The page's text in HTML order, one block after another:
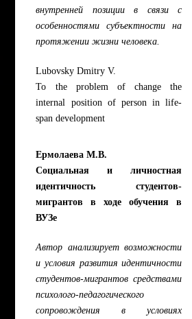
внутренней позиции в связи с
особенностями субъектности на
протяжении жизни человека.
Lubovsky Dmitry V.
To the problem of change the
internal position of person in life-
span development
Ермолаева М.В.
Социальная и личностная
идентичность студентов-
мигрантов в ходе обучения в
ВУЗе
Автор анализирует возможности
и условия развития идентичности
студентов-мигрантов средствами
психолого-педагогического
сопровождения в условиях